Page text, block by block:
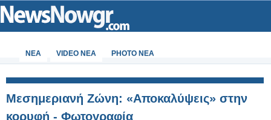
ΝΕΑ VIDEO NEA PHOTO NEA
Μεσημεριανή Ζώνη: «Αποκαλύψεις» στην
κορυφή - Φωτογραφία